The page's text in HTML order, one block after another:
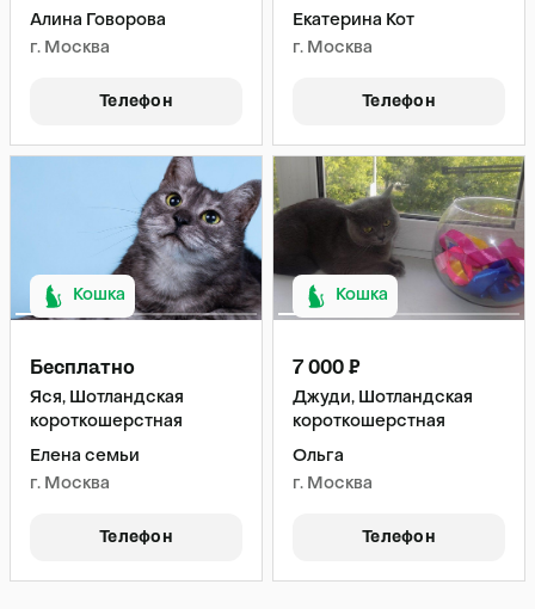
Алина Говорова
г. Москва
Телефон
Екатерина Кот
г. Москва
Телефон
Кошка
Бесплатно
Яся, Шотландская
короткошерстная
Елена семьи
г. Москва
Телефон
Кошка
7 000 ₽
Джуди, Шотландская
короткошерстная
Ольга
г. Москва
Телефон